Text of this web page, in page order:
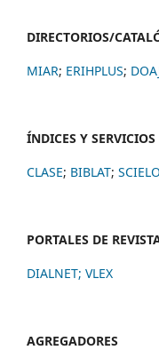
DIRECTORIOS/
MIAR; ERIHPLUS;
ÍNDICES Y SERVICIOS
CLASE; BIBLAT;
PORTALES DE
DIALNET; VLEX
AGREGADORES